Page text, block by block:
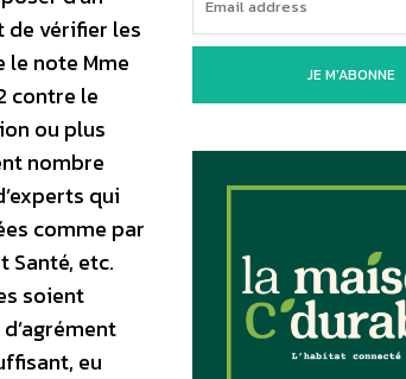
de vérifier les
le note Mme
contre le
ou plus
nombre
qui
comme par
Santé, etc.
soient
eu
JE M'ABONNE